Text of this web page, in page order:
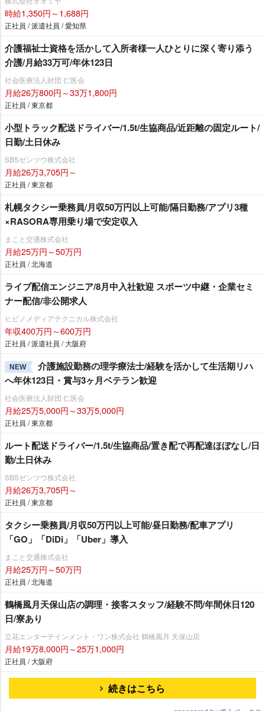
時給1,350円～1,688円
正社員 / 派遣社員 / 愛知県
介護福祉士資格を活かして入所者様一人ひとりに深く寄り添う
介護/月給33万可/年休123日
社会医療法人財団 仁医会
月給26万800円～33万1,800円
正社員 / 東京都
小型トラック配送ドライバー/1.5t/生協商品/近距離の固定ルート/
日勤/土日休み
SBSゼンツウ株式会社
月給26万3,705円～
正社員 / 東京都
札幌タクシー乗務員/月収50万円以上可能/隔日勤務/アプリ3種
×RASORA専用乗り場で安定収入
まこと交通株式会社
月給25万円～50万円
正社員 / 北海道
ライブ配信エンジニア/8月中入社歓迎 スポーツ中継・企業セミ
ナー配信/非公開求人
ヒビノメディアテクニカル株式会社
年収400万円～600万円
正社員 / 派遣社員 / 大阪府
NEW
介護施設勤務の理学療法士/経験を活かして生活期リハ
へ年休123日・賞与3ヶ月ベテラン歓迎
社会医療法人財団 仁医会
月給25万5,000円～33万5,000円
正社員 / 東京都
ルート配送ドライバー/1.5t/生協商品/置き配で再配達ほぼなし/日
勤/土日休み
SBSゼンツウ株式会社
月給26万3,705円～
正社員 / 東京都
タクシー乗務員/月収50万円以上可能/昼日勤務/配車アプリ
「GO」「DiDi」「Uber」導入
まこと交通株式会社
月給25万円～50万円
正社員 / 北海道
鶴橋風月天保山店の調理・接客スタッフ/経験不問/年間休日120
日/寮あり
立花エンターテインメント・ワン株式会社 鶴橋風月 天保山店
月給19万8,000円～25万1,000円
正社員 / 大阪府
続きはこちら